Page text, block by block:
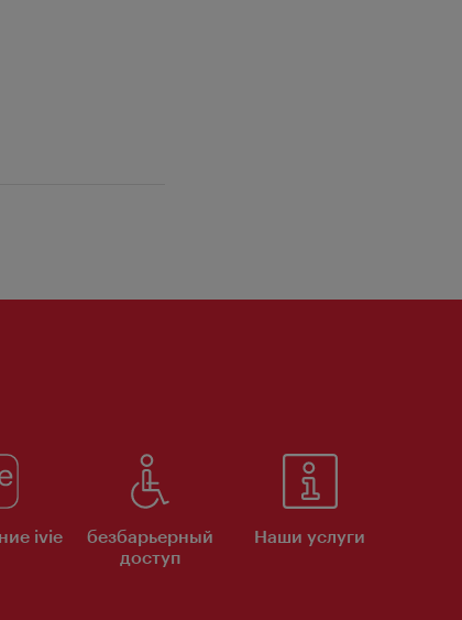
ivie
безбарьерный
доступ
Наши услуги